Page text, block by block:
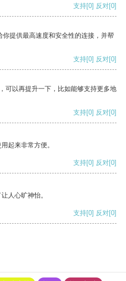
支持[0] 反对[0]
提供最高速度和安全性的连接，并帮
支持[0] 反对[0]
可以再提升一下，比如能够支持更多地
支持[0] 反对[0]
起来非常方便。
支持[0] 反对[0]
人心旷神怡。
支持[0] 反对[0]